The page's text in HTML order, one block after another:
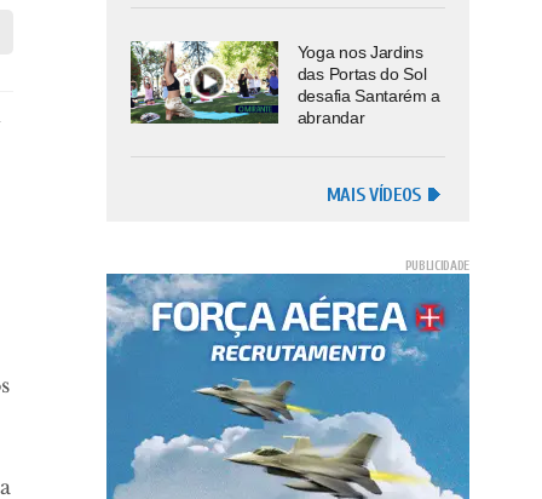
Yoga nos Jardins
das Portas do Sol
desafia Santarém a
abrandar
MAIS VÍDEOS